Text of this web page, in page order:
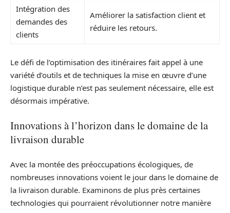
Intégration des
demandes des
clients
Améliorer la satisfaction client et
réduire les retours.
Le défi de l’optimisation des itinéraires fait appel à une
variété d’outils et de techniques la mise en œuvre d’une
logistique durable n’est pas seulement nécessaire, elle est
désormais impérative.
Innovations à l’horizon dans le domaine de la
livraison durable
Avec la montée des préoccupations écologiques, de
nombreuses innovations voient le jour dans le domaine de
la livraison durable. Examinons de plus près certaines
technologies qui pourraient révolutionner notre manière